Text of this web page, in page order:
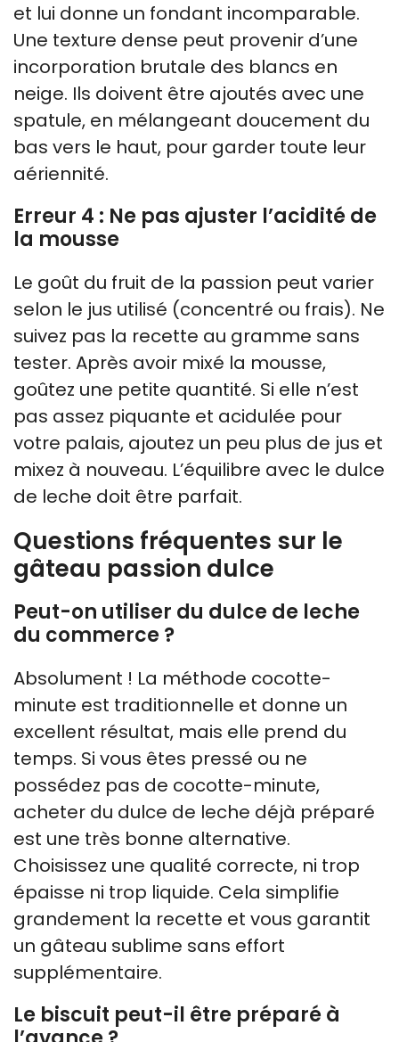
et lui donne un fondant incomparable.
Une texture dense peut provenir d’une
incorporation brutale des blancs en
neige. Ils doivent être ajoutés avec une
spatule, en mélangeant doucement du
bas vers le haut, pour garder toute leur
aériennité.
Erreur 4 : Ne pas ajuster l’acidité de
la mousse
Le goût du fruit de la passion peut varier
selon le jus utilisé (concentré ou frais). Ne
suivez pas la recette au gramme sans
tester. Après avoir mixé la mousse,
goûtez une petite quantité. Si elle n’est
pas assez piquante et acidulée pour
votre palais, ajoutez un peu plus de jus et
mixez à nouveau. L’équilibre avec le dulce
de leche doit être parfait.
Questions fréquentes sur le
gâteau passion dulce
Peut-on utiliser du dulce de leche
du commerce ?
Absolument ! La méthode cocotte-
minute est traditionnelle et donne un
excellent résultat, mais elle prend du
temps. Si vous êtes pressé ou ne
possédez pas de cocotte-minute,
acheter du dulce de leche déjà préparé
est une très bonne alternative.
Choisissez une qualité correcte, ni trop
épaisse ni trop liquide. Cela simplifie
grandement la recette et vous garantit
un gâteau sublime sans effort
supplémentaire.
Le biscuit peut-il être préparé à